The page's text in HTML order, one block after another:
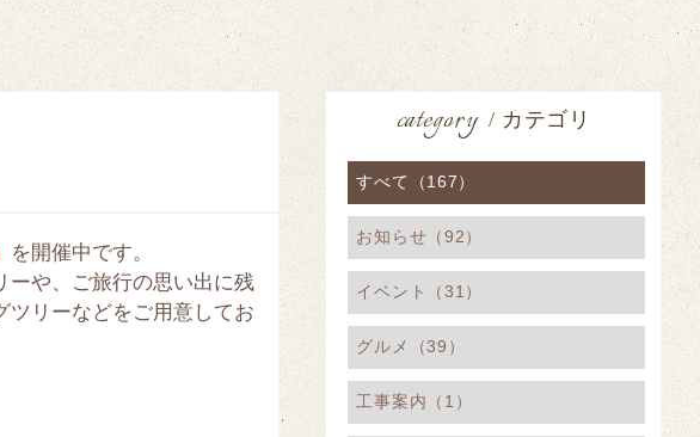
を開催中です。
ーや、ご旅行の思い出に残
ツリーなどをご用意してお
category / カテゴリ
すべて（167）
お知らせ（92）
イベント（31）
グルメ（39）
工事案内（1）